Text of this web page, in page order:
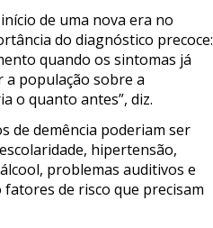
de uma nova era no
do diagnóstico precoce:
quando os sintomas já
a população sobre a
o quanto antes”, diz.
de demência poderiam ser
hipertensão,
problemas auditivos e
de risco que precisam